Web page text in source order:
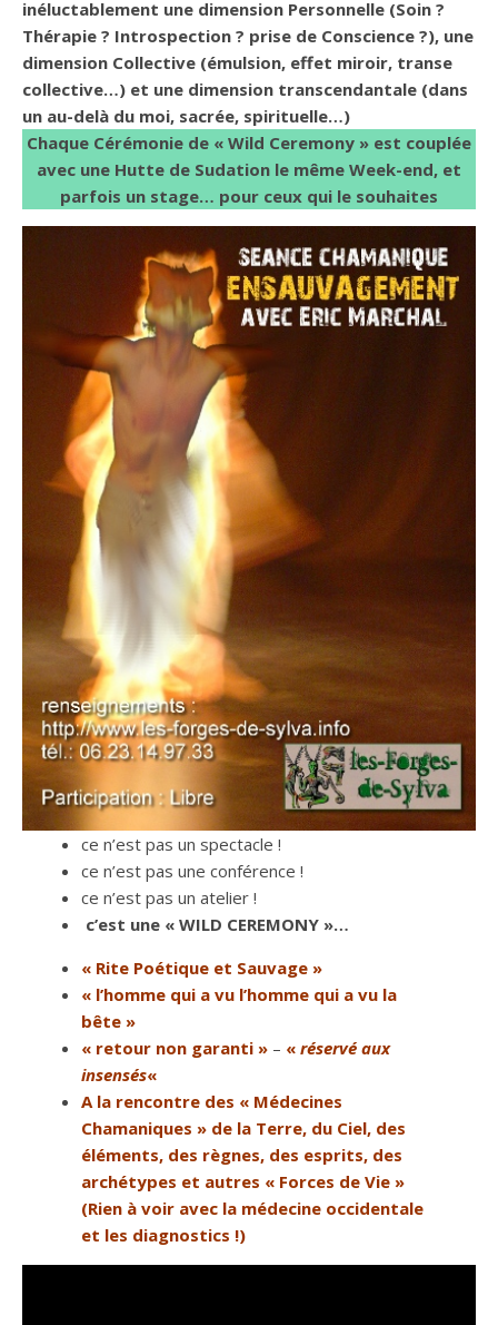
inéluctablement une dimension Personnelle (Soin ?
Thérapie ? Introspection ? prise de Conscience ?), une
dimension Collective (émulsion, effet miroir, transe
collective…) et une dimension transcendantale (dans
un au-delà du moi, sacrée, spirituelle…)
Chaque Cérémonie de « Wild Ceremony » est couplée
avec une Hutte de Sudation le même Week-end, et
parfois un stage… pour ceux qui le souhaites
ce n’est pas un spectacle !
ce n’est pas une conférence !
ce n’est pas un atelier !
c’est une « WILD CEREMONY »…
« Rite Poétique et Sauvage »
« l’homme qui a vu l’homme qui a vu la
bête »
« retour non garanti »– « réservé aux
insensés«
A la rencontre des « Médecines
Chamaniques » de la Terre, du Ciel, des
éléments, des règnes, des esprits, des
archétypes et autres « Forces de Vie »
(Rien à voir avec la médecine occidentale
et les diagnostics !)